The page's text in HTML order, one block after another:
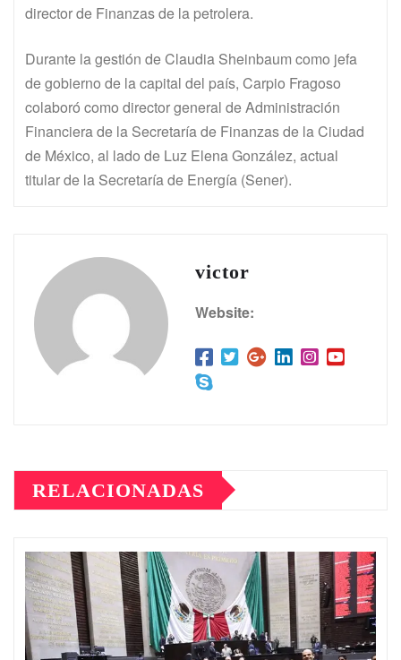
director de Finanzas de la petrolera.
Durante la gestión de Claudia Sheinbaum como jefa
de gobierno de la capital del país, Carpio Fragoso
colaboró como director general de Administración
Financiera de la Secretaría de Finanzas de la Ciudad
de México, al lado de Luz Elena González, actual
titular de la Secretaría de Energía (Sener).
victor
Website:
RELACIONADAS